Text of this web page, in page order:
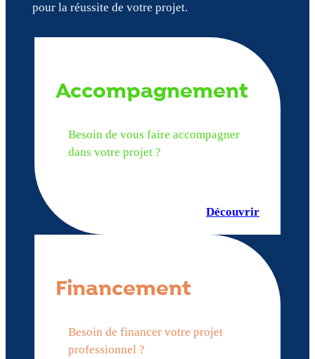
pour la réussite de votre projet.
Accompagnement
Besoin de vous faire accompagner
dans votre projet ?
Découvrir
Financement
Besoin de financer votre projet
professionnel ?